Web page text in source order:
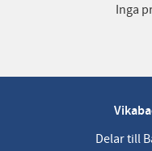
Inga
Delar till